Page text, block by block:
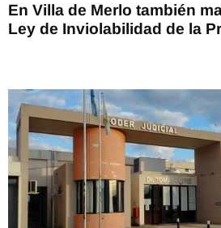
En Villa de Merlo también
Ley de Inviolabilidad de la